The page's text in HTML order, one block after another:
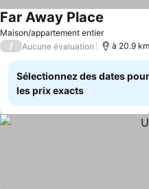
Maison/appartement entier
Far Away Place
/ Aucune évaluation à 20.9
Sélectionnez des dates
les prix exacts